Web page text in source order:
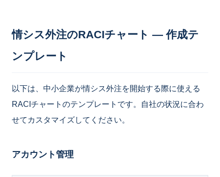
情シス外注のRACIチャート ― 作成テ
ンプレート
以下は、中小企業が情シス外注を開始する際に使える
RACIチャートのテンプレートです。自社の状況に合わ
せてカスタマイズしてください。
アカウント管理